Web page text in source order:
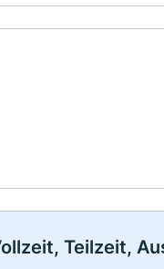
Teilzeit,